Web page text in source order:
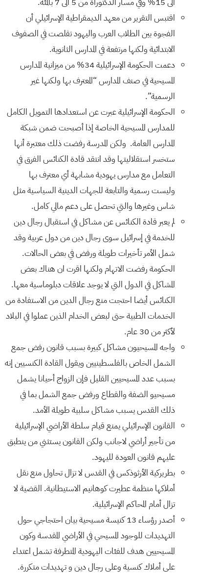
اقتبس التقرير من معهد الديمقراطية الإسرائيلي أن
الفجوة بين الطلاب العرب واليهود تقلصت في الصفوف
الابتدائية ولكنها مرتفعة في المدارس الثانوية.
دعمت الحكومة الإسرائيلية 34% من ميزانية المدارس
المسيحية في صنف المدارس “المعترف بها ولكنها غير
الرسمية”.
الحكومة الإسرائيلية عبرت عن استعدادها التمويل الكامل
للمدارس المسيحية الخاصة إذا أصبحت ضمن شبكة
المدارس العامة. ولكن المدرسة رفضت ذلك معتبرة أنها
ستخسر استقلاليتها وقد انتقد قادة الكنائس الفرق في
التعامل مع مدارس يهودية مشابهة أي معترف بها
وليست رسمية والتابعة للجهات الدينية السياسية مثل
شاس وغيرها والتي تحصل على دعم مالي كامل.
لم يعبر قادة الكنائس عن مشاكل في استقبال رجال دين
للخدمة في إسرائيل سوى رجال دين من دول عربية وقد
شمل الأمر تأخيرات طويلة ورفض في بعض الحالات.
الحكومة رفضت الاتهام ولكنها اقرت ان هناك بعض
المشاكل في الدول التي لا يوجد علاقات دبلوماسية معها.
الكنائس أيضا احتجت منع رجال الدين من الاستفادة من
الخدمات الطبية حتى لبعض الخدام الذين عملوا في البلاد
لأكثر من 30 عام.
واجه المسيحيون مشاكل كبيرة بسبب قانون رفض جمع
الشمل الخاص بالفلسطينيين ويقول القادة الكنسيين إنه
بسبب عدد المسيحيين القليل فإن الزواج أحيانا يشمل
مسيحيو الضفة والقطاع ورفض جمع الشمل بما في
ذلك القدس يسبب مشاكل سلبية طويلة الأمد.
القانون الإسرائيلي يمنع قيام سلطة الأراضي الإسرائيلية
من تأجير أراضي لاجانب ولكن القانون يستثني من ينطبق
عليهم قانون العودة لليهود.
بطريركية الأرثوذكس في القدس لا تزال تحاول منع نقل
أملاكها منظمة عطيرت كوهانيم الاستيطانية. القضية لا
تزال أمام المحاكم الإسرائيلية.
أصدر رؤساء 13 كنيسة مسيحية بيان احتجاجي حول
التهديدات للوجود المسيحي في الأراضي المقدسة وكون
المسيحيين هدف للفئات اليهودية المتطرفة تشمل اعتداء
على أملاك كنسية وعلى رجال دين و تهديدات متكررة.